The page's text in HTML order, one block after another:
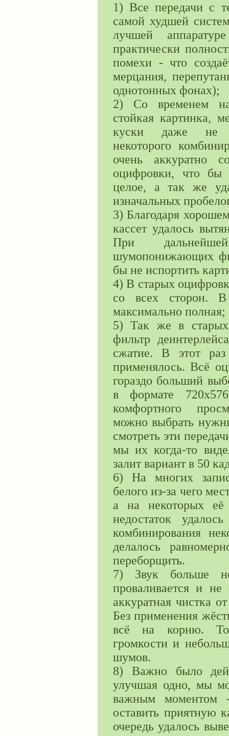
1) Все передачи с
самой худшей
лучшей
практически
помехи - что
мерцания,
однотонных фонах);
2) Со временем на
стойкая картинка,
куски даже не
некоторого
очень аккуратно
оцифровки, что бы
целое, а так же
изначальных
3) Благодаря
кассет удалось
При
шумопонижающих
бы не испортить
4) В старых
со всех сторон. В
максимально полная;
5) Так же в
фильтр
сжатие. В этот раз
применялось. Всё
гораздо больший
в формате
комфортного
можно выбрать
смотреть эти
мы их когда-то
залит вариант в 50
6) На многих
белого из-за чего
а на некоторых её
недостаток
комбинирования
делалось
переборщить.
7) Звук больше
проваливается и не
аккуратная чистка
Без применения
всё на корню.
громкости и
шумов.
8) Важно было
улучшая одно, мы
важным моментом
оставить приятную
очередь удалось